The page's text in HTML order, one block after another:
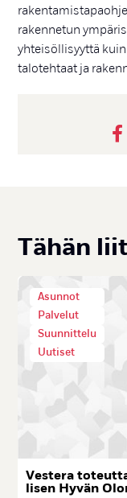
rakennetun
yhteisöllisyyttä
talotehtaat ja
Tä­hän
Asunnot
Palvelut
Suunnittelu
Uutiset
Ves­te­ra
li­sen Hy­vän